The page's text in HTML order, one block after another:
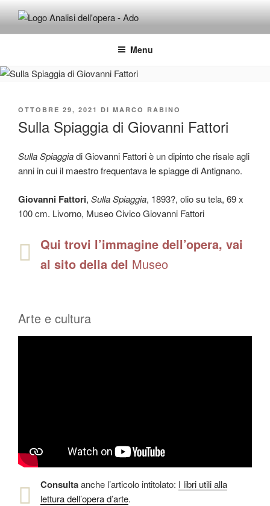
contenutoADO ANALISI DELL'OPERA
Osservare le opere d'arte per capirle e imparare ad amarle
Menu
PUBBLICATO
OTTOBRE 29, 2021 DI MARCO RABINO
Sulla Spiaggia di Giovanni Fattori
Sulla Spiaggiadi Giovanni Fattori è un dipinto che risale agli
anni in cui il maestro frequentava le spiagge di Antignano.
Giovanni Fattori, Sulla Spiaggia, 1893?, olio su tela, 69 x
100 cm. Livorno, Museo Civico Giovanni Fattori
Qui trovi l’immagine dell’opera, vai
al sito della del Museo
Arte e cultura
Consultaanche l’articolo intitolato: I libri utili alla
lettura dell’opera d’arte.